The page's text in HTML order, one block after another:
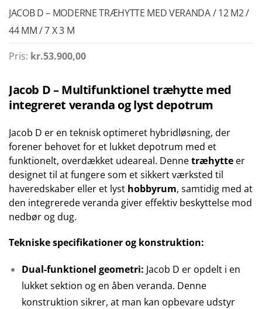
JACOB D – MODERNE TRÆHYTTE MED VERANDA / 12 M2 /
44 MM / 7 X 3 M
Pris: kr.53.900,00
Jacob D – Multifunktionel træhytte med
integreret veranda og lyst depotrum
Jacob D er en teknisk optimeret hybridløsning, der
forener behovet for et lukket depotrum med et
funktionelt, overdækket udeareal. Dennetræhytte er
designet til at fungere som et sikkert værksted til
haveredskaber eller et lyst hobbyrum, samtidig med at
den integrerede veranda giver effektiv beskyttelse mod
nedbør og dug.
Tekniske specifikationer og konstruktion:
Dual-funktionel geometri: Jacob D er opdelt i en
lukket sektion og en åben veranda. Denne
konstruktion sikrer, at man kan opbevare udstyr